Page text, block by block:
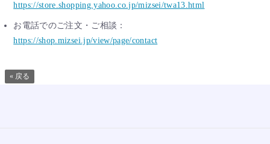
https://store.shopping.yahoo.co.jp/mizsei/twa13.html
お電話でのご注文・ご相談：
https://shop.mizsei.jp/view/page/contact
« 戻る